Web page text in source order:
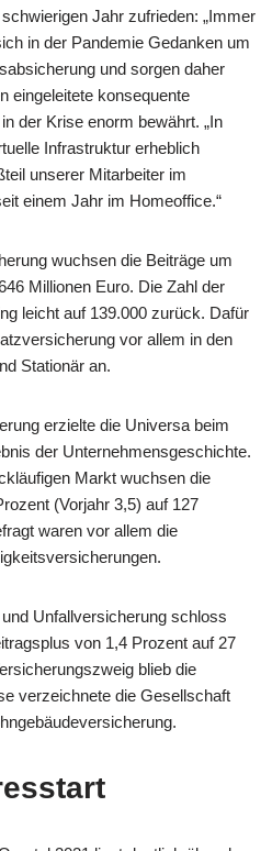
Jahr zufrieden: „Immer
in der Pandemie Gedanken um
und sorgen daher
eingeleitete konsequente
der Krise enorm bewährt. „In
Infrastruktur erheblich
unserer Mitarbeiter im
einem Jahr im Homeoffice.“
wuchsen die Beiträge um
Millionen Euro. Die Zahl der
leicht auf 139.000 zurück. Dafür
vor allem in den
Stationär an.
erzielte die Universa beim
der Unternehmensgeschichte.
Markt wuchsen die
(Vorjahr 3,5) auf 127
waren vor allem die
Unfallversicherung schloss
von 1,4 Prozent auf 27
blieb die
verzeichnete die Gesellschaft